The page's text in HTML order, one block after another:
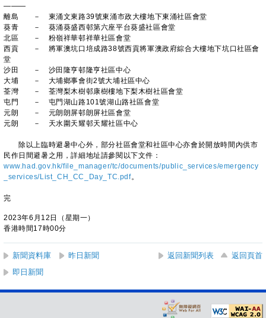
———
離島 － 東涌文東路39號東涌市政大樓地下東涌社區會堂
葵青 － 葵涌葵盛西邨第六座平台葵盛社區會堂
北區 － 粉嶺祥華邨祥華社區會堂
西貢 － 將軍澳坑口培成路38號西貢將軍澳政府綜合大樓地下坑口社區會
堂
沙田 － 沙田隆亨邨隆亨社區中心
大埔 － 大埔鄉事會街2號大埔社區中心
荃灣 － 荃灣梨木樹邨康樹樓地下梨木樹社區會堂
屯門 － 屯門湖山路101號湖山路社區會堂
元朗 － 元朗朗屏邨朗屏社區會堂
元朗 － 天水圍天耀邨天耀社區中心
除以上臨時避暑中心外，部分社區會堂和社區中心亦會於開放時間內供市
民作日間避暑之用，詳細地址請參閱以下文件：
www.had.gov.hk/file_manager/tc/documents/public_services/emergency
_services/List_CH_CC_Day_TC.pdf。
完
2023年6月12日（星期一）
香港時間17時00分
新聞資料庫 昨日新聞 返回新聞列表
返回頁首
即日新聞